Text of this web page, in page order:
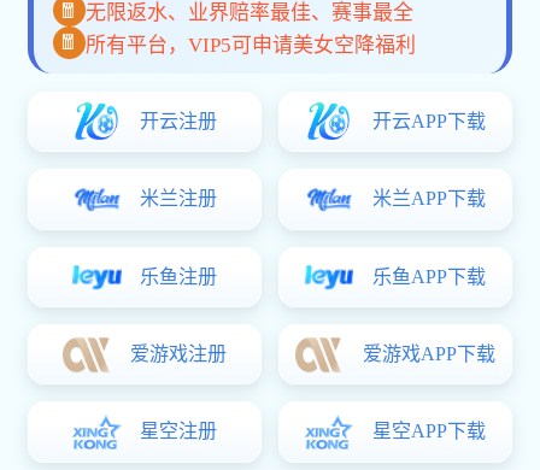
2023年建材行业趋势分析：绿色环保与智
公司在2023年家具家居行业展会上的精彩
2023年建材行业发展趋势分析与市场前景